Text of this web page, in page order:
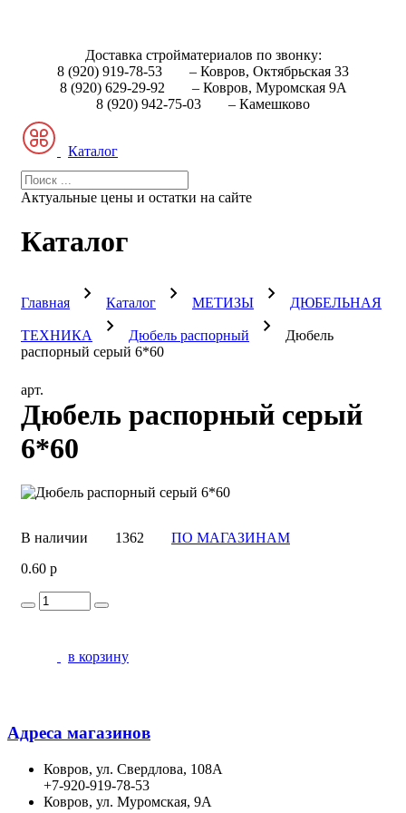
Доставка стройматериалов по звонку:
8 (920) 919-78-53
– Ковров, Октябрьская 33
8 (920) 629-29-92
– Ковров, Муромская 9А
8 (920) 942-75-03
– Камешково
Каталог
Актуальные цены и остатки на сайте
Каталог
Главная Каталог МЕТИЗЫ ДЮБЕЛЬНАЯ
ТЕХНИКА Дюбель распорный
Дюбель
распорный серый 6*60
арт.
Дюбель распорный серый
6*60
В наличии 1362
ПО МАГАЗИНАМ
0.60 р
в корзину
Адреса магазинов
Ковров, ул. Свердлова, 108А
+7-920-919-78-53
Ковров, ул. Муромская, 9А